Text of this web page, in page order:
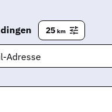
25 km
Adresse